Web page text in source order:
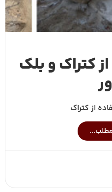
کتراک و بلک
از کتراک